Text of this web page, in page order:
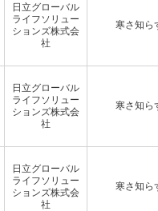
日立グローバル
ライフソリュー
ションズ株式会
社
寒さ知ら
日立グローバル
ライフソリュー
ションズ株式会
社
寒さ知ら
日立グローバル
ライフソリュー
ションズ株式会
社
寒さ知ら